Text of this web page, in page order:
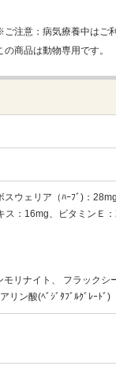
注意：病気療養中はご
の商品は動物専用です。
ウェリア（ﾊｰﾌﾞ)：
：16mg、ビタミンＥ
リナイト、 フラック
リン酸(ﾍﾞｼﾞﾀﾌﾞﾙｸﾞﾚｰﾄﾞ)